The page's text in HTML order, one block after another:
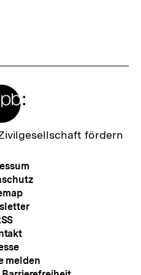
fördern
Meta-
Navigation
melden